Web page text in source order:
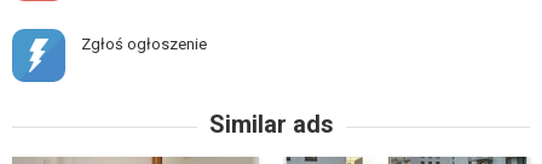
Zgłoś ogłoszenie
Similar ads